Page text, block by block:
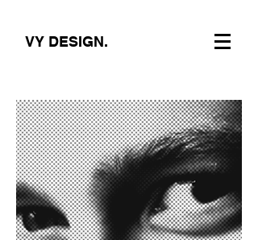
VY DESIGN.